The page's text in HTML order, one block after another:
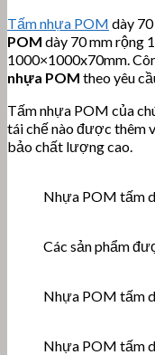
Tấm nhựa POM dày
POM dày 70 mm rộng
1000×1000x70mm.
nhựa POM theo yêu
Tấm nhựa POM của
tái chế nào được thêm
bảo chất lượng cao.
Nhựa POM tấm
Các sản phẩm
Nhựa POM tấm
Nhựa POM tấm